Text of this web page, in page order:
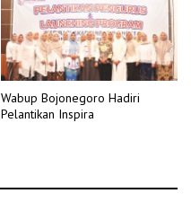
Wabup Bojonegoro Hadiri
Pelantikan Inspira